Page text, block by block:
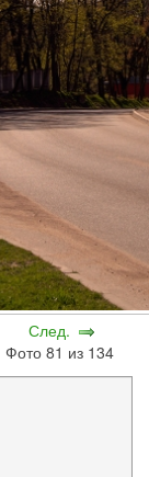
След.
Фото 81 из 134